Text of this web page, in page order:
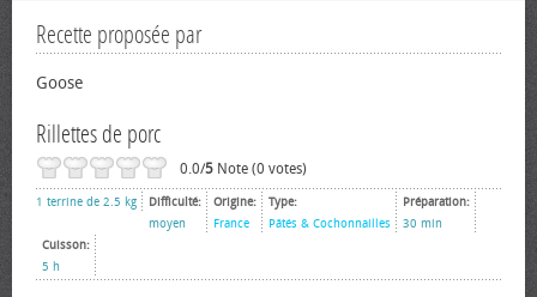
Recette proposée par
Goose
Rillettes de porc
0.0/5 Note (0 votes)
1 terrine de 2.5 kg
Difficulté:
moyen
Origine:
France
Type:
Pâtés & Cochonnailles
Préparation:
30 min
Cuisson:
5 h